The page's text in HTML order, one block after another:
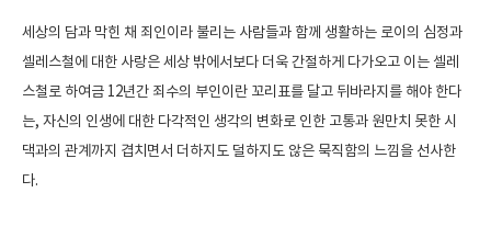
세상의 담과 막힌 채 죄인이라 불리는 사람들과 함께 생활하는 로이의 심정과
셀레스철에 대한 사랑은 세상 밖에서보다 더욱 간절하게 다가오고 이는 셀레
스철로 하여금 12년간 죄수의 부인이란 꼬리표를 달고 뒤바라지를 해야 한다
는, 자신의 인생에 대한 다각적인 생각의 변화로 인한 고통과 원만치 못한 시
댁과의 관계까지 겹치면서 더하지도 덜하지도 않은 묵직함의 느낌을 선사한
다.